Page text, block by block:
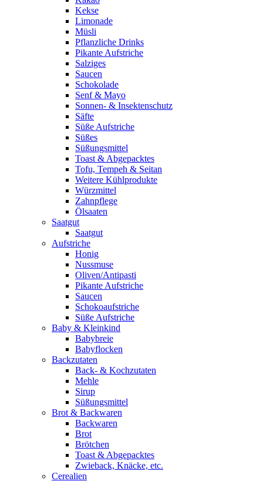
Kekse
Limonade
Müsli
Pflanzliche Drinks
Pikante Aufstriche
Salziges
Saucen
Schokolade
Senf & Mayo
Sonnen- & Insektenschutz
Säfte
Süße Aufstriche
Süßes
Süßungsmittel
Toast & Abgepacktes
Tofu, Tempeh & Seitan
Weitere Kühlprodukte
Würzmittel
Zahnpflege
Ölsaaten
Saatgut
Saatgut
Aufstriche
Honig
Nussmuse
Oliven/Antipasti
Pikante Aufstriche
Saucen
Schokoaufstriche
Süße Aufstriche
Baby & Kleinkind
Babybreie
Babyflocken
Backzutaten
Back- & Kochzutaten
Mehle
Sirup
Süßungsmittel
Brot & Backwaren
Backwaren
Brot
Brötchen
Toast & Abgepacktes
Zwieback, Knäcke, etc.
Cerealien